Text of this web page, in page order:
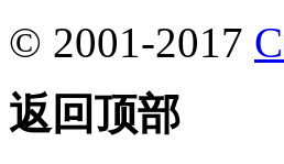
© 2001-2017
返回顶部